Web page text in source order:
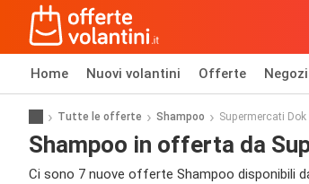
Home Nuovi volantini Offerte Negozi
Tutte le offerte Shampoo Supermercati Dok
Shampoo in offerta da
Ci sono 7 nuove offerte Shampoo disponibili